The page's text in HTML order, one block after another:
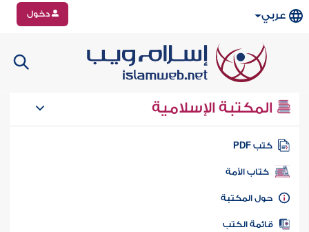
عربي دخول
المكتبة الإسلامية
كتب PDF
كتاب الأمة
المكتبة